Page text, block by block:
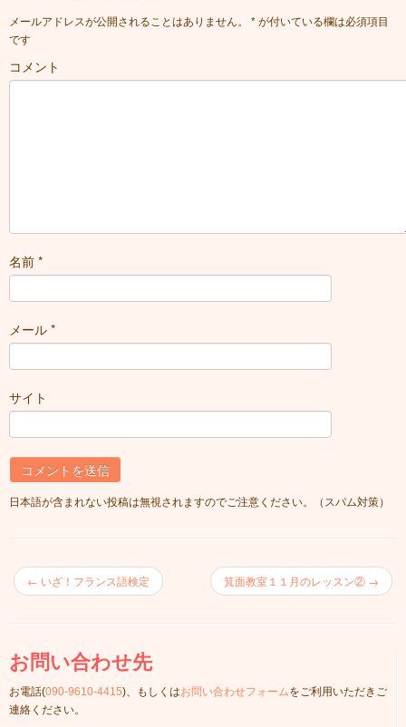
メールアドレスが公開されることはありません。 * が付いている欄は必須項目
です
コメント
名前 *
メール *
サイト
日本語が含まれない投稿は無視されますのでご注意ください。（スパム対策）
← いざ！フランス語検定 箕面教室１１月のレッスン② →
お問い合わせ先
お電話(090-9610-4415)、もしくはお問い合わせフォームをご利用いただきご
連絡ください。